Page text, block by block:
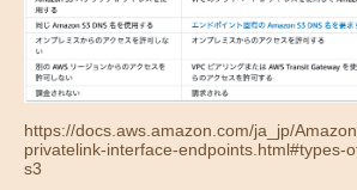
https://docs.aws.amazon.com/ja_jp/
privatelink-interface-endpoints.html#types-
s3